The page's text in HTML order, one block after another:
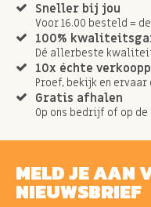
Sneller bij jou
Voor 16.00 besteld =
100%
Dé allerbeste
10x échte
Proef, bekijk en
Gratis afhalen
Op ons bedrijf of op
MELD JE AAN
NIEUWSBRIEF